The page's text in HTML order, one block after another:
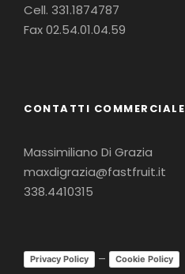
Cell. 331.1874787
Fax 02.54.01.04.59
CONTATTI COMMERCIALE
Massimiliano Di Grazia
maxdigrazia@fastfruit.it
338.4410315
Privacy Policy – Cookie Policy